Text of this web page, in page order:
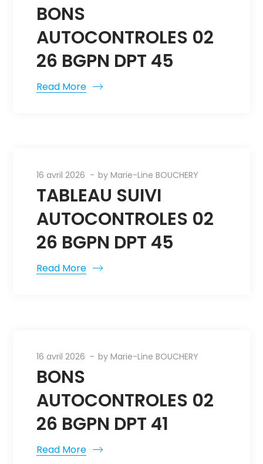
BONS
AUTOCONTROLES 02
26 BGPN DPT 45
Read More
16 avril 2026 byMarie-Line BOUCHERY
TABLEAU SUIVI
AUTOCONTROLES 02
26 BGPN DPT 45
Read More
16 avril 2026 byMarie-Line BOUCHERY
BONS
AUTOCONTROLES 02
26 BGPN DPT 41
Read More